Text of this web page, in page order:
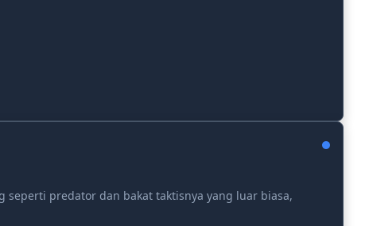
seperti predator dan bakat taktisnya yang luar biasa,